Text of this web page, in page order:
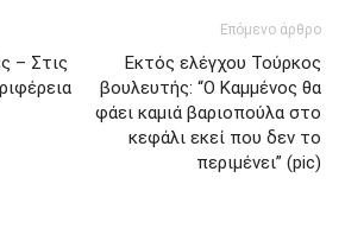
– Στις
Επόμενο άρθρο
Εκτός ελέγχου Τούρκος
βουλευτής: “Ο Καμμένος θα
φάει καμιά βαριοπούλα στο
κεφάλι εκεί που δεν το
περιμένει” (pic)